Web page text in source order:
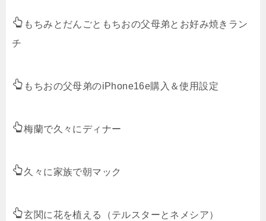
もちみとだんごともちおの父母弟とお好み焼きラン
チ
もちおの父母弟のiPhone16e購入＆使用設定
梅蘭で久々にディナー
久々に家族で朝マック
玄関に花を植える（テルスターとネメシア）